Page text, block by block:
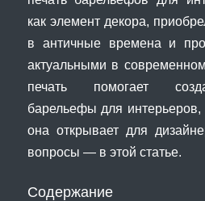
как элемент декора,
в античные времена и
актуальными в
печать помогает
барельефы для интерьеров,
она открывает для
вопросы — в этой статье.
Содержание